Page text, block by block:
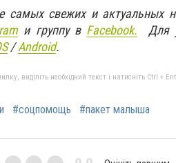
самых свежих и актуальных
и группу в Facebook. Для
/Android.
виділіть необхідний текст і натисніть Ctrl +
#соцпомощь #пакет малыша